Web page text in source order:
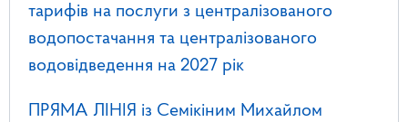
тарифів на послуги з централізованого
водопостачання та централізованого
водовідведення на 2027 рік
ПРЯМА ЛІНІЯ із Семікіним Михайлом